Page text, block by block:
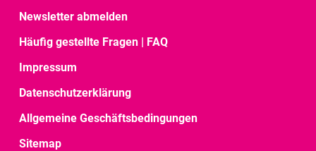
Newsletter abmelden
Häufig gestellte Fragen | FAQ
Impressum
Datenschutzerklärung
Allgemeine Geschäftsbedingungen
Sitemap